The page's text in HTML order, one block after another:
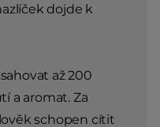
dojde k
až 200
a aromat. Za
schopen cítit